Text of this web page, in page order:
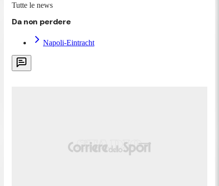
Tutte le news
Da non perdere
Napoli-Eintracht